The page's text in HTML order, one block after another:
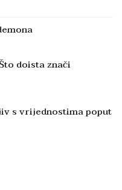
doista znači
s vrijednostima poput